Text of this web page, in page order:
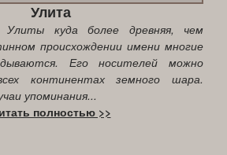
Улита
Улиты куда более древняя, чем
происхождении имени многие
Его носителей можно
континентах земного шара.
упоминания...
полностью >>